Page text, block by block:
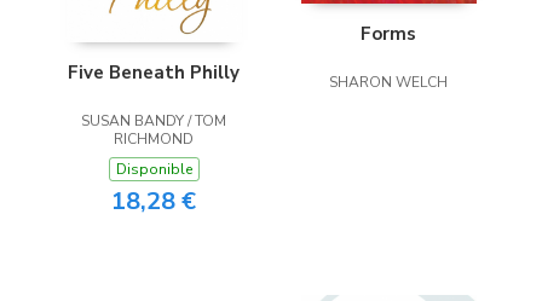
Five Beneath Philly
SUSAN BANDY / TOM
RICHMOND
Disponible
18,28 €
Forms
SHARON WELCH